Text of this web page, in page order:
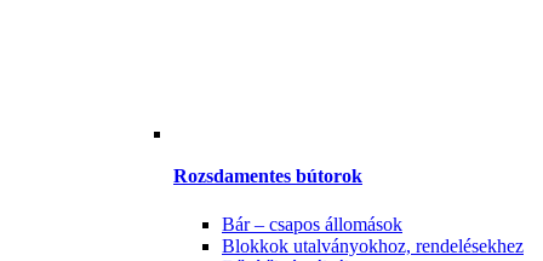
Rozsdamentes bútorok
Bár – csapos állomások
Blokkok utalványokhoz, rendelésekhez